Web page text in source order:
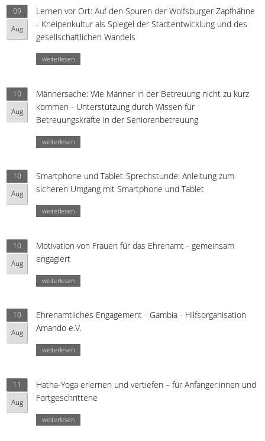
09
Aug
Lernen vor Ort: Auf den Spuren der Wolfsburger Zapfhähne
- Kneipenkultur als Spiegel der Stadtentwicklung und des
gesellschaftlichen Wandels
weiterlesen
10
Aug
Männersache: Wie Männer in der Betreuung nicht zu kurz
kommen - Unterstützung durch Wissen für
Betreuungskräfte in der Seniorenbetreuung
weiterlesen
10
Aug
Smartphone und Tablet-Sprechstunde: Anleitung zum
sicheren Umgang mit Smartphone und Tablet
weiterlesen
10
Aug
Motivation von Frauen für das Ehrenamt - gemeinsam
engagiert
weiterlesen
10
Aug
Ehrenamtliches Engagement - Gambia - Hilfsorganisation
Amando e.V.
weiterlesen
11
Aug
Hatha-Yoga erlernen und vertiefen – für Anfänger:innen und
Fortgeschrittene
weiterlesen